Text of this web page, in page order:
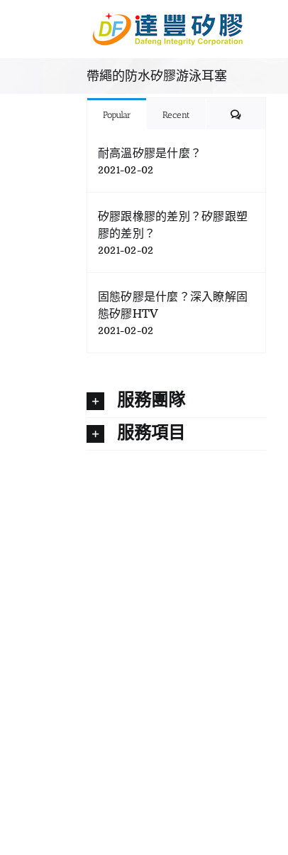
帶繩的防水矽膠游泳耳塞
Popular Recent Comments
耐高溫矽膠是什麼？
2021-02-02
矽膠跟橡膠的差別？矽膠跟塑
膠的差別？
2021-02-02
固態矽膠是什麼？深入瞭解固
態矽膠HTV
2021-02-02
服務團隊
服務項目